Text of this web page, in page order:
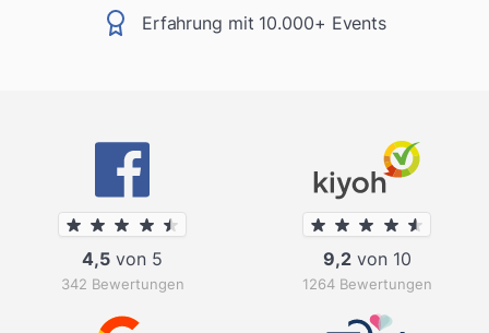
Erfahrung mit 10.000+ Events
4,5 von 5
342 Bewertungen
9,2von 10
1264 Bewertungen